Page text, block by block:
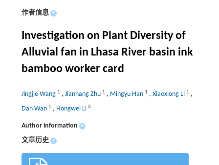
作者信息 +
Investigation on Plant Diversity of
Alluvial fan in Lhasa River basin ink
bamboo worker card
Jingjie Wang 1 , Jianhang Zhu 1 , Mingyu Han 1 , Xiaoxiong Li 1 ,
Dan Wan 1 , Hongwei Li 2
Author information +
文章历史 +